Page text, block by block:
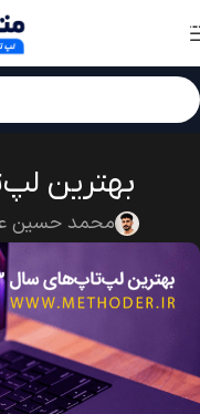
Skip to navigation
Skip to main content
بهترین
محمد حسین